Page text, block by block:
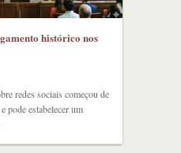
histórico nos
redes sociais começou de
pode estabelecer um